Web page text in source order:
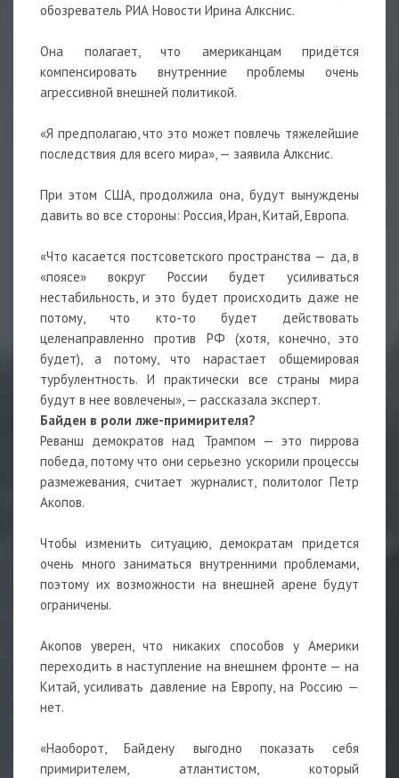
обозреватель РИА Новости Ирина Алкснис.
Она полагает, что американцам придётся
компенсировать внутренние проблемы очень
агрессивной внешней политикой.
«Я предполагаю, что это может повлечь тяжелейшие
последствия для всего мира», — заявила Алкснис.
При этом США, продолжила она, будут вынуждены
давить во все стороны: Россия, Иран, Китай, Европа.
«Что касается постсоветского пространства — да, в
«поясе» вокруг России будет усиливаться
нестабильность, и это будет происходить даже не
потому, что кто-то будет действовать
целенаправленно против РФ (хотя, конечно, это
будет), а потому, что нарастает общемировая
турбулентность. И практически все страны мира
будут в нее вовлечены», — рассказала эксперт.
Байден в роли лже-примирителя?
Реванш демократов над Трампом — это пиррова
победа, потому что они серьезно ускорили процессы
размежевания, считает журналист, политолог Петр
Акопов.
Чтобы изменить ситуацию, демократам придется
очень много заниматься внутренними проблемами,
поэтому их возможности на внешней арене будут
ограничены.
Акопов уверен, что никаких способов у Америки
переходить в наступление на внешнем фронте — на
Китай, усиливать давление на Европу, на Россию —
нет.
«Наоборот, Байдену выгодно показать себя
примирителем, атлантистом, который